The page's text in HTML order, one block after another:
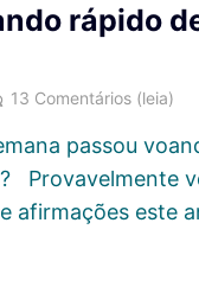
rápido
13 Comentários (leia)
passou
Provavelmente
afirmações este